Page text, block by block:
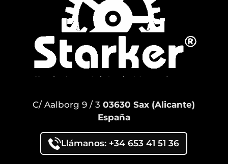
C/ Aalborg 9 / 303630 Sax (Alicante)
España
Llámanos: +34 653 41 51 36